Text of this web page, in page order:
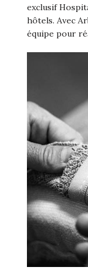
exclusif
hôtels. Avec
équipe pour